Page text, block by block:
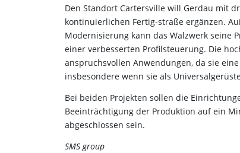
Den Standort Cartersville will Gerdau mit
kontinuierlichen Fertig-straße ergänzen.
Modernisierung kann das Walzwerk seine
einer verbesserten Profilsteuerung. Die
anspruchsvollen Anwendungen, da sie
insbesondere wenn sie als
Bei beiden Projekten sollen die
Beeinträchtigung der Produktion auf ein
abgeschlossen sein.
SMS group